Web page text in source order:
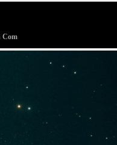
Com